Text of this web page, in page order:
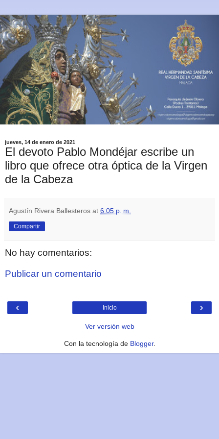
jueves, 14 de enero de 2021
El devoto Pablo Mondéjar escribe un
libro que ofrece otra óptica de la Virgen
de la Cabeza
Agustín Rivera Ballesteros at 6:05 p. m.
Compartir
No hay comentarios:
Publicar un comentario
‹ ›
Inicio
Ver versión web
Con la tecnología de Blogger.